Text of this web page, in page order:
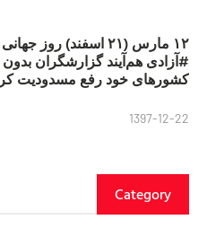
۱۲ مارس (۲۱ اسفند)
کشورهای خود رفع مسدودیت
1397-12-22
Category